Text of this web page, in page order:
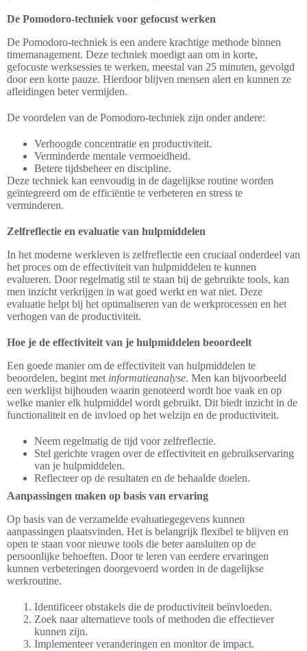
De Pomodoro-techniek voor gefocust werken
De Pomodoro-techniek is een andere krachtige methode binnen
timemanagement. Deze techniek moedigt aan om in korte,
gefocuste werksessies te werken, meestal van 25 minuten, gevolgd
door een korte pauze. Hierdoor blijven mensen alert en kunnen ze
afleidingen beter vermijden.
De voordelen van de Pomodoro-techniek zijn onder andere:
Verhoogde concentratie en productiviteit.
Verminderde mentale vermoeidheid.
Betere tijdsbeheer en discipline.
Deze techniek kan eenvoudig in de dagelijkse routine worden
geïntegreerd om de efficiëntie te verbeteren en stress te
verminderen.
Zelfreflectie en evaluatie van hulpmiddelen
In het moderne werkleven is zelfreflectie een cruciaal onderdeel van
het proces om de effectiviteit van hulpmiddelen te kunnen
evalueren. Door regelmatig stil te staan bij de gebruikte tools, kan
men inzicht verkrijgen in wat goed werkt en wat niet. Deze
evaluatie helpt bij het optimaliseren van de werkprocessen en het
verhogen van de productiviteit.
Hoe je de effectiviteit van je hulpmiddelen beoordeelt
Een goede manier om de effectiviteit van hulpmiddelen te
beoordelen, begint met informatieanalyse. Men kan bijvoorbeeld
een werklijst bijhouden waarin genoteerd wordt hoe vaak en op
welke manier elk hulpmiddel wordt gebruikt. Dit biedt inzicht in de
functionaliteit en de invloed op het welzijn en de productiviteit.
Neem regelmatig de tijd voor zelfreflectie.
Stel gerichte vragen over de effectiviteit en gebruikservaring
van je hulpmiddelen.
Reflecteer op de resultaten en de behaalde doelen.
Aanpassingen maken op basis van ervaring
Op basis van de verzamelde evaluatiegegevens kunnen
aanpassingen plaatsvinden. Het is belangrijk flexibel te blijven en
open te staan voor nieuwe tools die beter aansluiten op de
persoonlijke behoeften. Door te leren van eerdere ervaringen
kunnen verbeteringen doorgevoerd worden in de dagelijkse
werkroutine.
Identificeer obstakels die de productiviteit beïnvloeden.
Zoek naar alternatieve tools of methoden die effectiever
kunnen zijn.
Implementeer veranderingen en monitor de impact.